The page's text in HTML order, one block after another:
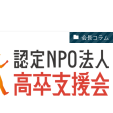
会長コラム